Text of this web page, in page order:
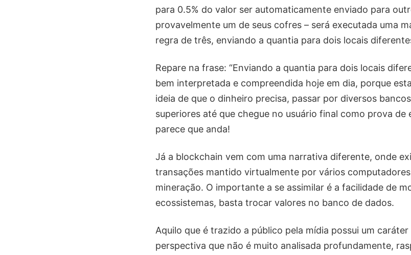
para 0.5% do valor ser automaticamente enviado para
provavelmente um de seus cofres – será executada uma
regra de três, enviando a quantia para dois locais
Repare na frase: “Enviando a quantia para dois locais
bem interpretada e compreendida hoje em dia, porque
ideia de que o dinheiro precisa, passar por diversos
superiores até que chegue no usuário final como prova
parece que anda!
Já a blockchain vem com uma narrativa diferente, onde
transações mantido virtualmente por vários
mineração. O importante a se assimilar é a facilidade de
ecossistemas, basta trocar valores no banco de dados.
Aquilo que é trazido a público pela mídia possui um
perspectiva que não é muito analisada profundamente,